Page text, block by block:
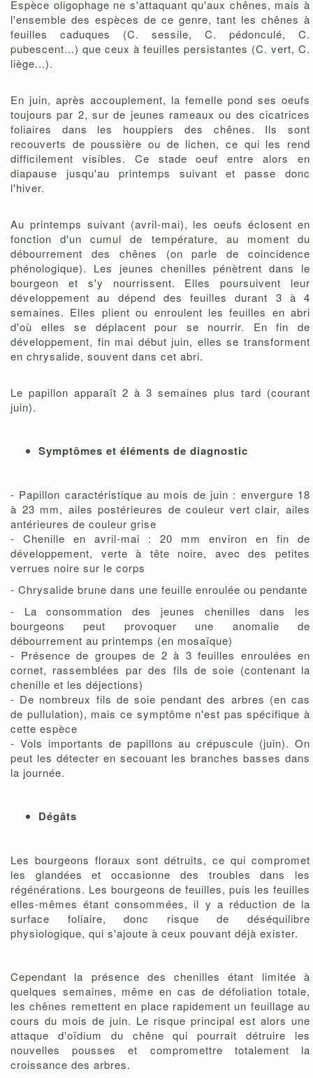
Espèce oligophage ne s'attaquant qu'aux chênes, mais à
l'ensemble des espèces de ce genre, tant les chênes à
feuilles caduques (C. sessile, C. pédonculé, C.
pubescent...) que ceux à feuilles persistantes (C. vert, C.
liège...).
En juin, après accouplement, la femelle pond ses oeufs
toujours par 2, sur de jeunes rameaux ou des cicatrices
foliaires dans les houppiers des chênes. Ils sont
recouverts de poussière ou de lichen, ce qui les rend
difficilement visibles. Ce stade oeuf entre alors en
diapause jusqu'au printemps suivant et passe donc
l'hiver.
Au printemps suivant (avril-mai), les oeufs éclosent en
fonction d'un cumul de température, au moment du
débourrement des chênes (on parle de coincidence
phénologique). Les jeunes chenilles pénètrent dans le
bourgeon et s'y nourrissent. Elles poursuivent leur
développement au dépend des feuilles durant 3 à 4
semaines. Elles plient ou enroulent les feuilles en abri
d'où elles se déplacent pour se nourrir. En fin de
développement, fin mai début juin, elles se transforment
en chrysalide, souvent dans cet abri.
Le papillon apparaît 2 à 3 semaines plus tard (courant
juin).
Symptômes et éléments de diagnostic
- Papillon caractéristique au mois de juin : envergure 18
à 23 mm, ailes postérieures de couleur vert clair, ailes
antérieures de couleur grise
- Chenille en avril-mai : 20 mm environ en fin de
développement, verte à tête noire, avec des petites
verrues noire sur le corps
- Chrysalide brune dans une feuille enroulée ou pendante
- La consommation des jeunes chenilles dans les
bourgeons peut provoquer une anomalie de
débourrement au printemps (en mosaïque)
- Présence de groupes de 2 à 3 feuilles enroulées en
cornet, rassemblées par des fils de soie (contenant la
chenille et les déjections)
- De nombreux fils de soie pendant des arbres (en cas
de pullulation), mais ce symptôme n'est pas spécifique à
cette espèce
- Vols importants de papillons au crépuscule (juin). On
peut les détecter en secouant les branches basses dans
la journée.
Dégâts
Les bourgeons floraux sont détruits, ce qui compromet
les glandées et occasionne des troubles dans les
régénérations. Les bourgeons de feuilles, puis les feuilles
elles-mêmes étant consommées, il y a réduction de la
surface foliaire, donc risque de déséquilibre
physiologique, qui s'ajoute à ceux pouvant déjà exister.
Cependant la présence des chenilles étant limitée à
quelques semaines, même en cas de défoliation totale,
les chênes remettent en place rapidement un feuillage au
cours du mois de juin. Le risque principal est alors une
attaque d'oïdium du chêne qui pourrait détruire les
nouvelles pousses et compromettre totalement la
croissance des arbres.